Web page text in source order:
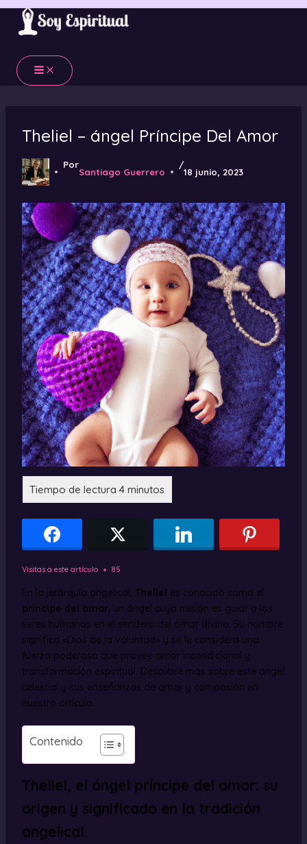
Ir
contenido
Theliel – ángel Príncipe Del Amor
Por
Santiago Guerrero
/
18 junio, 2023
Visitas a este artículo 85
En la jerarquía angelical, Theliel es conocido como el
príncipe del amor, un ángel cuya misión es guiar a los
seres humanos en el sendero del amor divino. Su nombre
significa «Dios de la voluntad» y se le considera una
fuerza poderosa que provee amor incondicional y
transformación espiritual. Descubre más sobre este ángel
celestial y sus enseñanzas de amor y compasión en
nuestro artículo.
Contenido
Theliel, el ángel príncipe del amor: su
origen y significado en la tradición
angelical.